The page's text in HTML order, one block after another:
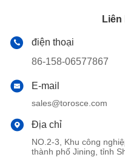
Liên
điện thoại
86-158-06577867
E-mail
sales@torosce.com
Địa chỉ
NO.2-3, Khu công
thành phố Jining, tỉnh